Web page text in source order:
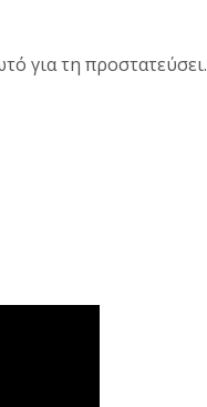
για τη προστατεύσει.